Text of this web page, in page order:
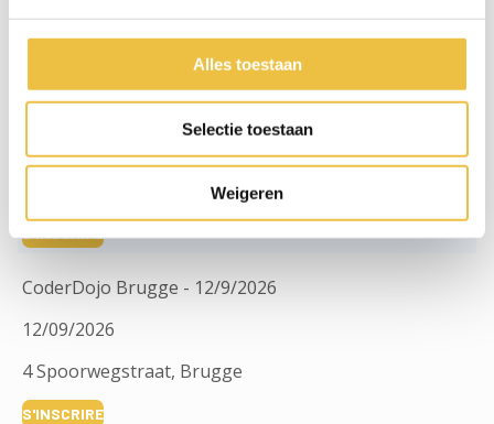
Alles toestaan
Selectie toestaan
Weigeren
CoderDojo Haaltert -12/09/2026
12/09/2026
2a Pluimstraat, Haaltert
CoderDojo Brugge - 12/9/2026
12/09/2026
4 Spoorwegstraat, Brugge
S'INSCRIRE